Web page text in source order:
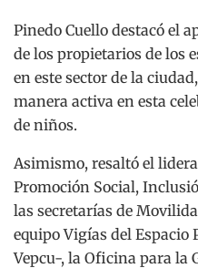
Pinedo Cuello destacó el
de los propietarios de los
en este sector de la
manera activa en esta
de niños.
Asimismo, resaltó el
Promoción Social,
las secretarías de
equipo Vigías del
Vepcu-, la Oficina para la